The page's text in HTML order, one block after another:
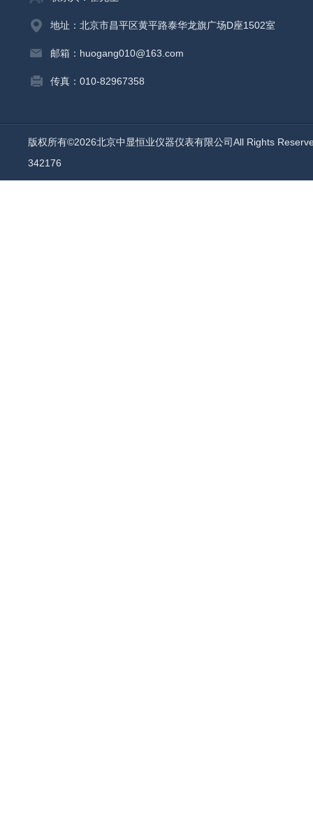
地址：北京市昌平区黄平路泰华龙旗广场D座1502室
邮箱：huogang010@163.com
传真：010-82967358
版权所有©2026北京中显恒业仪器仪表有限公司All Rights
342176